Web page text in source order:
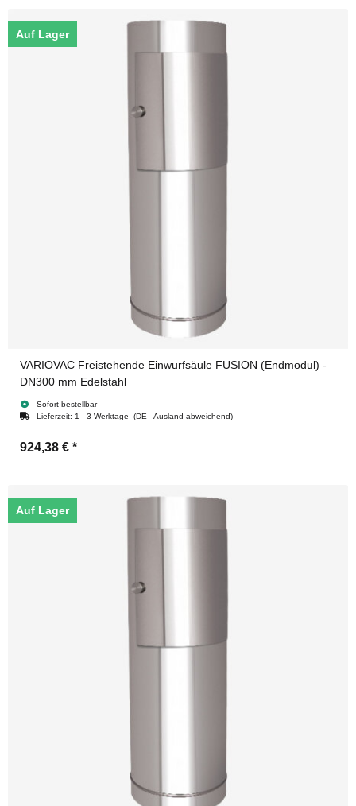
Auf Lager
VARIOVAC Freistehende Einwurfsäule FUSION (Endmodul) -
DN300 mm Edelstahl
Sofort bestellbar
Lieferzeit: 1 - 3 Werktage (DE - Ausland abweichend)
924,38 € *
Auf Lager